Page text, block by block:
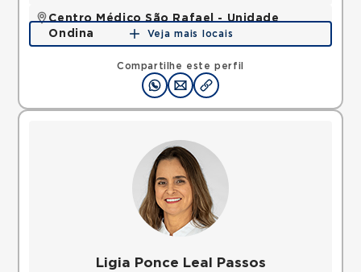
Compartilhe este perfil
Centro Médico São Rafael - Unidade
Ondina
Avenida Milton Santos, Ondina, Salvador, BA,
Mapa
Veja mais locais
Ligia Ponce Leal Passos